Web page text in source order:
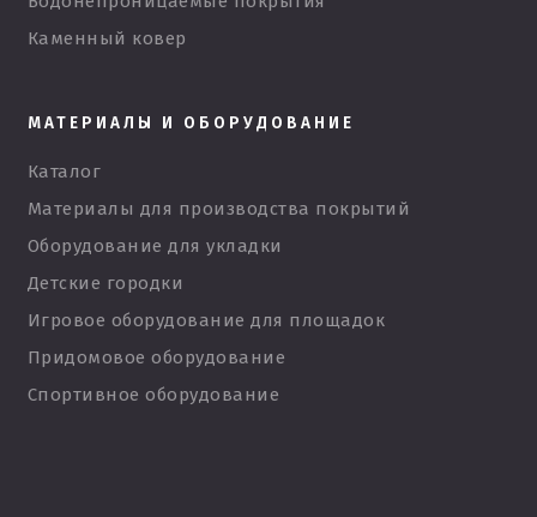
Каменный ковер
МАТЕРИАЛЫ И ОБОРУДОВАНИЕ
Каталог
Материалы для производства покрытий
Оборудование для укладки
Детские городки
Игровое оборудование для площадок
Придомовое оборудование
Спортивное оборудование